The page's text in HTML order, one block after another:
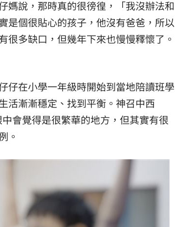
媽說，那時真的很徬徨，「我沒辦法和
是個很貼心的孩子，他沒有爸爸，所以
很多缺口，但幾年下來也慢慢釋懷了。
仔在小學一年級時開始到當地陪讀班學
活漸漸穩定、找到平衡。神召中西
會覺得是很繁華的地方，但其實有很
。